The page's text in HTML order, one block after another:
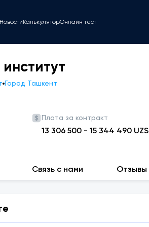
Новости КалькуляторОнлайн тест
Город Ташкент
Плата за контракт
13 306 500- 15 344 490UZS
Связь с нами Отзывы